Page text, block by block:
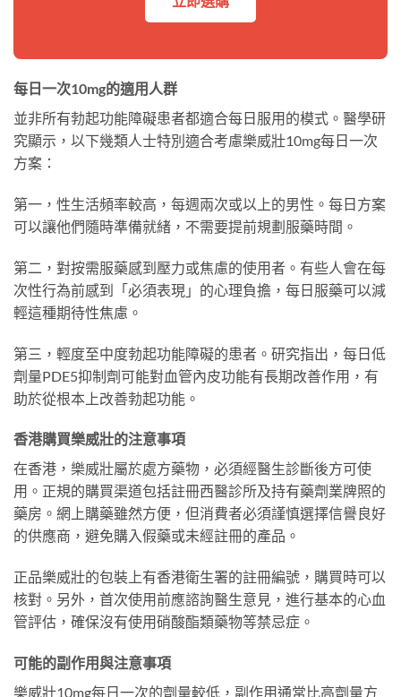
每日一次10mg的適用人群
並非所有勃起功能障礙患者都適合每日服用的模式。醫學研
究顯示，以下幾類人士特別適合考慮樂威壯10mg每日一次
方案：
第一，性生活頻率較高，每週兩次或以上的男性。每日方案
可以讓他們隨時準備就緒，不需要提前規劃服藥時間。
第二，對按需服藥感到壓力或焦慮的使用者。有些人會在每
次性行為前感到「必須表現」的心理負擔，每日服藥可以減
輕這種期待性焦慮。
第三，輕度至中度勃起功能障礙的患者。研究指出，每日低
劑量PDE5抑制劑可能對血管內皮功能有長期改善作用，有
助於從根本上改善勃起功能。
香港購買樂威壯的注意事項
在香港，樂威壯屬於處方藥物，必須經醫生診斷後方可使
用。正規的購買渠道包括註冊西醫診所及持有藥劑業牌照的
藥房。網上購藥雖然方便，但消費者必須謹慎選擇信譽良好
的供應商，避免購入假藥或未經註冊的產品。
正品樂威壯的包裝上有香港衛生署的註冊編號，購買時可以
核對。另外，首次使用前應諮詢醫生意見，進行基本的心血
管評估，確保沒有使用硝酸酯類藥物等禁忌症。
可能的副作用與注意事項
樂威壯10mg每日一次的劑量較低，副作用通常比高劑量方